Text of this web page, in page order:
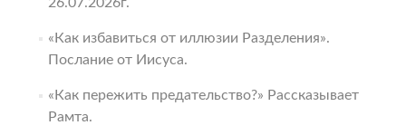
«Как избавиться от иллюзии Разделения».
Послание от Иисуса.
«Как пережить предательство?» Рассказывает
Рамта.